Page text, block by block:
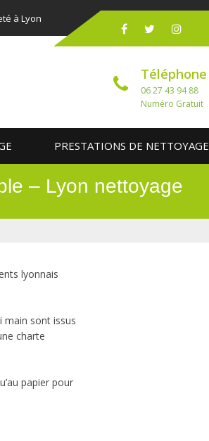
à Lyon
Téléphone
06 27 43 94 88
Numéro Gratuit
PRESTATIONS DE NETTOYAGE
– Lyon nettoyage
lyonnais
main sont issus
charte
papier pour